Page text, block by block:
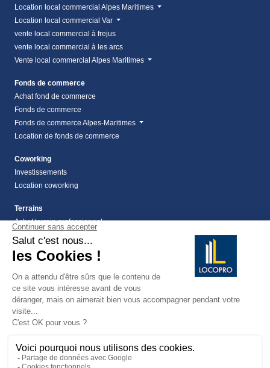
Location local commercial Alpes Maritimes
Location local commercial Var
vente local commercial à frejus
vente local commercial à les arcs
Vente local commercial Alpes Maritimes
Fonds de commerce
Achat fond de commerce
Fonds de commerce
Fonds de commerce Alpes-Maritimes
Location de fonds de commerce
Coworking
Investissements
Location coworking
Terrains
Achat terrain professionnel
location de terrain Alpes Maritimes (06)
Maritimes (06)
Terrains
Vente terrain Alpes maritimes (06)
vente terrains à montauroux